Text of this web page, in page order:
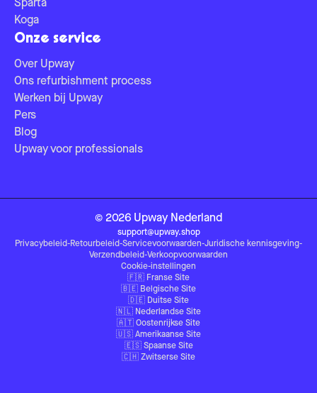
Sparta
Koga
Onze service
Over Upway
Ons refurbishment process
Werken bij Upway
Pers
Blog
Upway voor professionals
© 2026 Upway Nederland
support@upway.shop
Privacybeleid-Retourbeleid-Servicevoorwaarden-Juridische kennisgeving-
Verzendbeleid-Verkoopvoorwaarden
Cookie-instellingen
🇫🇷 Franse Site
🇧🇪 Belgische Site
🇩🇪 Duitse Site
🇳🇱 Nederlandse Site
🇦🇹 Oostenrijkse Site
🇺🇸 Amerikaanse Site
🇪🇸 Spaanse Site
🇨🇭 Zwitserse Site